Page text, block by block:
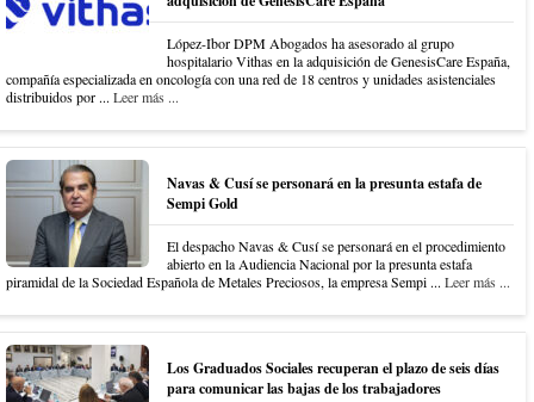
López-Ibor DPM Abogados ha asesorado al grupo
hospitalario Vithas en la adquisición de GenesisCare España,
compañía especializada en oncología con una red de 18 centros y unidades asistenciales
distribuidos por ... Leer más ...
Navas & Cusí se personará en la presunta estafa de
Sempi Gold
El despacho Navas & Cusí se personará en el procedimiento
abierto en la Audiencia Nacional por la presunta estafa
piramidal de la Sociedad Española de Metales Preciosos, la empresa Sempi ... Leer más ...
Los Graduados Sociales recuperan el plazo de seis días
para comunicar las bajas de los trabajadores